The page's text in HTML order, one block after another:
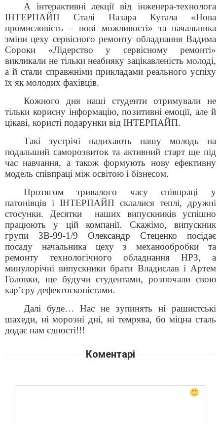
А інтерактивні лекції від інженера-технолога
ІНТЕРПАЙП Сталі Назара Кутала «Нова
промисловість – нові можливості» та начальника
зміни цеху сервісного ремонту обладнання Вадима
Сороки «Лідерство у сервісному ремонті»
викликали не тільки неабияку зацікавленість молоді,
а й стали справжніми прикладами реального успіху
їх як молодих фахівців.
Кожного дня наші студенти отримували не
тільки корисну інформацію, позитивні емоції, але й
цікаві, користі подарунки від ІНТЕРПАЙП.
Такі зустрічі надихають нашу молодь на
подальший саморозвиток та активний старт ще під
час навчання, а також формують нову ефективну
модель співпраці між освітою і бізнесом.
Протягом тривалого часу співпраці у
патонівців і ІНТЕРПАЙП склалися теплі, дружні
стосунки. Десятки наших випускників успішно
працюють у цій компанії. Скажімо, випускник
групи ЗВ-99-1/9 Олександр Стеценко посідає
посаду начальника цеху з механообробки та
ремонту технологічного обладнання НРЗ, а
минулорічні випускники брати Владислав і Артем
Головки, ще будучи студентами, розпочали свою
кар’єру дефектоскопістами.
Далі буде… Нас не зупинять ні рашистські
шахеди, ні морозні дні, ні темрява, бо міцна сталь
додає нам єдності!!!
Коментарі